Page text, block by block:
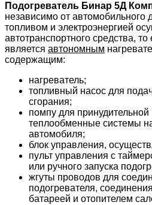
Подогреватель Бинар 5Д
независимо от автомобильного
топливом и электроэнергией
автотранспортного средства, то
является автономным
содержащим:
нагреватель;
топливный насос для
сгорания;
помпу для принудительной
теплообменные системы
автомобиля;
блок управления,
пульт управления с
или ручного запуска
жгуты проводов для
подогревателя,
батареей и отопителем